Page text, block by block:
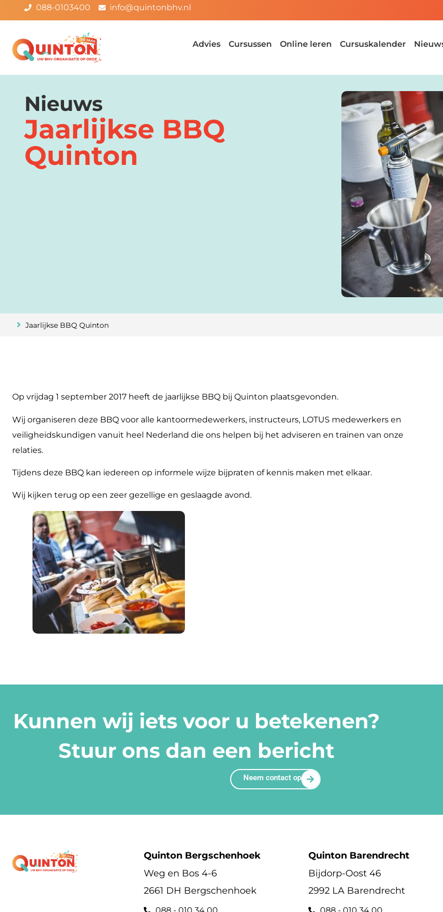
088-0103400 info@quintonbhv.nl
Advies Cursussen Online leren Cursuskalender
Jaarlijkse BBQ
Quinton
Nieuws
Jaarlijkse BBQ Quinton
Op vrijdag 1 september 2017 heeft de jaarlijkse BBQ bij Quinton plaatsgevonden.
Wij organiseren deze BBQ voor alle kantoormedewerkers, instructeurs, LOTUS medewerkers en
veiligheidskundigen vanuit heel Nederland die ons helpen bij het adviseren en trainen van onze
relaties.
Tijdens deze BBQ kan iedereen op informele wijze bijpraten of kennis maken met elkaar.
Wij kijken terug op een zeer gezellige en geslaagde avond.
Kunnen wij iets voor u betekenen?
Stuur ons dan een bericht
Neem contact op
Quinton Bergschenhoek
Weg en Bos 4-6
2661 DH Bergschenhoek
Quinton Barendrecht
Bijdorp-Oost 46
2992 LA Barendrecht